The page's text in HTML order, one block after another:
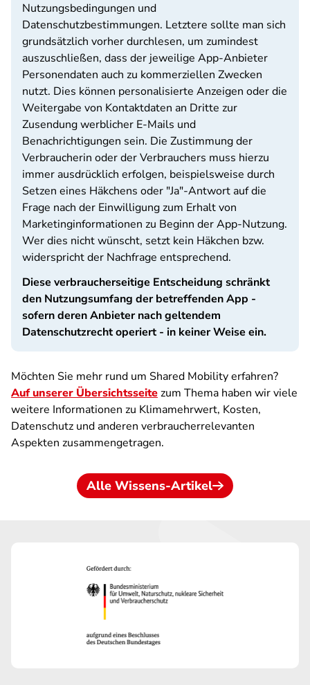
Nutzungsbedingungen und
Datenschutzbestimmungen. Letztere sollte man sich
grundsätzlich vorher durchlesen, um zumindest
auszuschließen, dass der jeweilige App-Anbieter
Personendaten auch zu kommerziellen Zwecken
nutzt. Dies können personalisierte Anzeigen oder die
Weitergabe von Kontaktdaten an Dritte zur
Zusendung werblicher E-Mails und
Benachrichtigungen sein. Die Zustimmung der
Verbraucherin oder der Verbrauchers muss hierzu
immer ausdrücklich erfolgen, beispielsweise durch
Setzen eines Häkchens oder "Ja"-Antwort auf die
Frage nach der Einwilligung zum Erhalt von
Marketinginformationen zu Beginn der App-Nutzung.
Wer dies nicht wünscht, setzt kein Häkchen bzw.
widerspricht der Nachfrage entsprechend.
Diese verbraucherseitige Entscheidung schränkt
den Nutzungsumfang der betreffenden App -
sofern deren Anbieter nach geltendem
Datenschutzrecht operiert - in keiner Weise ein.
Möchten Sie mehr rund um Shared Mobility erfahren?
Auf unserer Übersichtsseitezum Thema haben wir viele
weitere Informationen zu Klimamehrwert, Kosten,
Datenschutz und anderen verbraucherrelevanten
Aspekten zusammengetragen.
Alle Wissens-Artikel